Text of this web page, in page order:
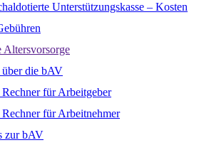
Unterstützungskasse – Kosten
Altersvorsorge
die bAV
für Arbeitgeber
für Arbeitnehmer
zur bAV